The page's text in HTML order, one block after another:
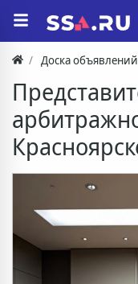
Доска объявлений